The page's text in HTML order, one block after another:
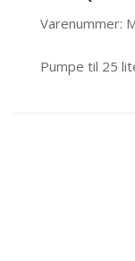
Varenummer:
Pumpe til 25